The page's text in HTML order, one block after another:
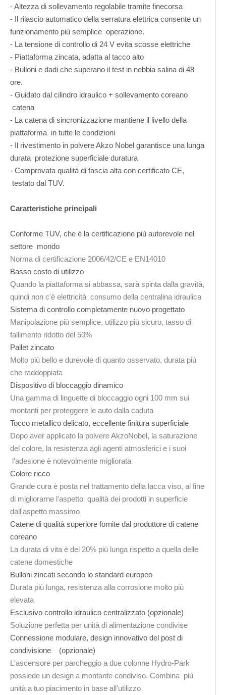
- Altezza di sollevamento regolabile tramite finecorsa
- Il rilascio automatico della serratura elettrica consente un
funzionamento più semplice operazione.
- La tensione di controllo di 24 V evita scosse elettriche
- Piattaforma zincata, adatta al tacco alto
- Bulloni e dadi che superano il test in nebbia salina di 48
ore.
- Guidato dal cilindro idraulico + sollevamento coreano
catena
- La catena di sincronizzazione mantiene il livello della
piattaforma in tutte le condizioni
- Il rivestimento in polvere Akzo Nobel garantisce una lunga
durata protezione superficiale duratura
- Comprovata qualità di fascia alta con certificato CE,
testato dal TUV.
Caratteristiche principali
Conforme TUV, che è la certificazione più autorevole nel
settore mondo
Norma di certificazione 2006/42/CE e EN14010
Basso costo di utilizzo
Quando la piattaforma si abbassa, sarà spinta dalla gravità,
quindi non c'è elettricità consumo della centralina idraulica
Sistema di controllo completamente nuovo progettato
Manipolazione più semplice, utilizzo più sicuro, tasso di
fallimento ridotto del 50%
Pallet zincato
Molto più bello e durevole di quanto osservato, durata più
che raddoppiata
Dispositivo di bloccaggio dinamico
Una gamma di linguette di bloccaggio ogni 100 mm sui
montanti per proteggere le auto dalla caduta
Tocco metallico delicato, eccellente finitura superficiale
Dopo aver applicato la polvere AkzoNobel, la saturazione
del colore, la resistenza agli agenti atmosferici e i suoi
l'adesione è notevolmente migliorata
Colore ricco
Grande cura è posta nel trattamento della lacca viso, al fine
di migliorarne l'aspetto qualità dei prodotti in superficie
dall'aspetto massimo
Catene di qualità superiore fornite dal produttore di catene
coreano
La durata di vita è del 20% più lunga rispetto a quella delle
catene domestiche
Bulloni zincati secondo lo standard europeo
Durata più lunga, resistenza alla corrosione molto più
elevata
Esclusivo controllo idraulico centralizzato (opzionale)
Soluzione perfetta per unità di alimentazione condivise
Connessione modulare, design innovativo del post di
condivisione (opzionale)
L'ascensore per parcheggio a due colonne Hydro-Park
possiede un design a montante condiviso. Combina più
unità a tuo piacimento in base all'utilizzo